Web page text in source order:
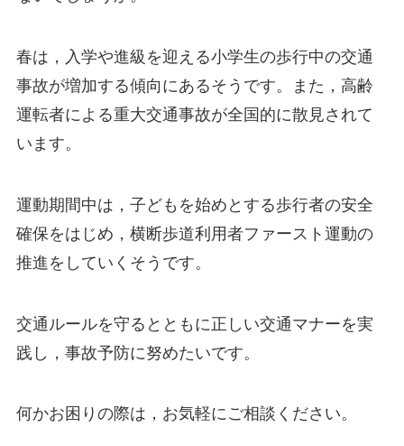
春は，入学や進級を迎える小学生の歩行中の交通
事故が増加する傾向にあるそうです。また，高齢
運転者による重大交通事故が全国的に散見されて
います。
運動期間中は，子どもを始めとする歩行者の安全
確保をはじめ，横断歩道利用者ファースト運動の
推進をしていくそうです。
交通ルールを守るとともに正しい交通マナーを実
践し，事故予防に努めたいです。
何かお困りの際は，お気軽にご相談ください。